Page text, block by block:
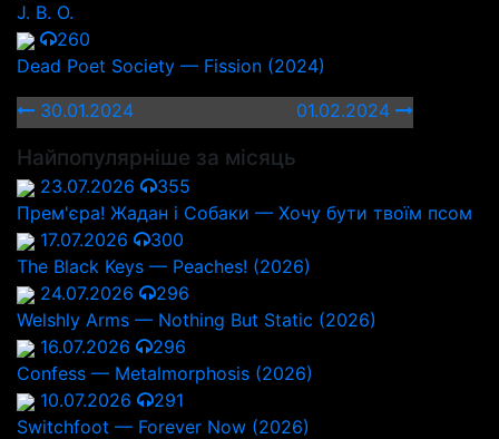
J. B. O.
260
Dead Poet Society — Fission (2024)
30.01.2024
01.02.2024
Найпопулярніше за місяць
23.07.2026
355
Прем'єра! Жадан і Собаки — Хочу бути твоїм псом
17.07.2026
300
The Black Keys — Peaches! (2026)
24.07.2026
296
Welshly Arms — Nothing But Static (2026)
16.07.2026
296
Confess — Metalmorphosis (2026)
10.07.2026
291
Switchfoot — Forever Now (2026)